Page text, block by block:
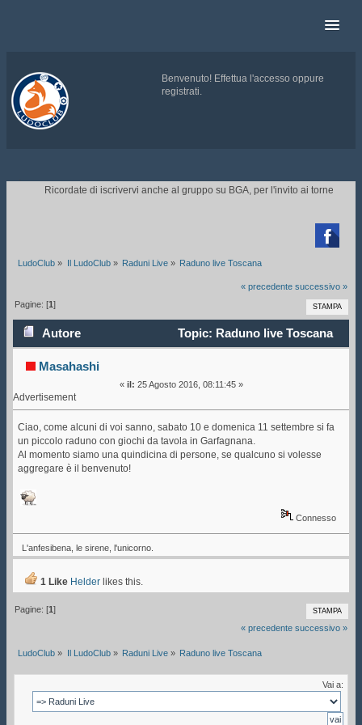
Benvenuto! Effettua l'accesso oppure
registrati.
.
Ricordate di iscrivervi anche al gruppo su BGA, per l'invito ai tornei.

LudoClub » Il LudoClub» Raduni Live» Raduno live Toscana
« precedente successivo »
STAMPA
Pagine: [1]
Autore
Topic: Raduno live Toscana
(Letto 47856 volte)
Masahashi
« il: 25 Agosto 2016, 08:11:45 »
Advertisement
Ciao, come alcuni di voi sanno, sabato 10 e domenica 11 settembre si fa
un piccolo raduno con giochi da tavola in Garfagnana.
Al momento siamo una quindicina di persone, se qualcuno si volesse
aggregare è il benvenuto!
Connesso
L'anfesibena, le sirene, l'unicorno.
1 Like Helderlikes this.
STAMPA
Pagine: [1]
« precedente successivo »
LudoClub » Il LudoClub» Raduni Live» Raduno live Toscana
Vai a: